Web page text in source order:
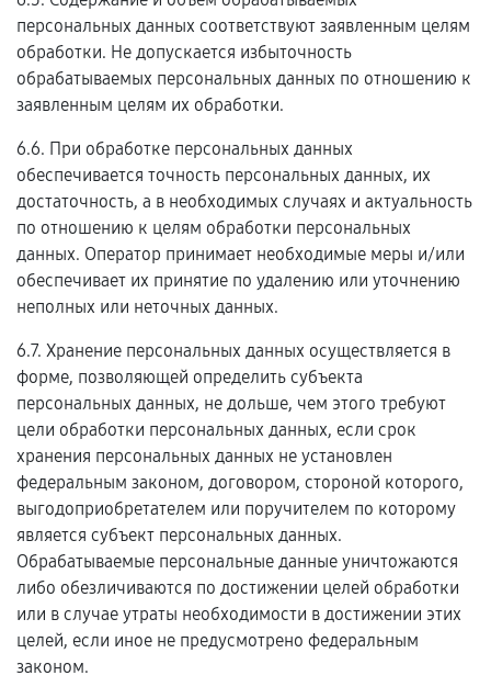
персональных данных соответствуют заявленным целям
обработки. Не допускается избыточность
обрабатываемых персональных данных по отношению к
заявленным целям их обработки.
6.6. При обработке персональных данных
обеспечивается точность персональных данных, их
достаточность, а в необходимых случаях и актуальность
по отношению к целям обработки персональных
данных. Оператор принимает необходимые меры и/или
обеспечивает их принятие по удалению или уточнению
неполных или неточных данных.
6.7. Хранение персональных данных осуществляется в
форме, позволяющей определить субъекта
персональных данных, не дольше, чем этого требуют
цели обработки персональных данных, если срок
хранения персональных данных не установлен
федеральным законом, договором, стороной которого,
выгодоприобретателем или поручителем по которому
является субъект персональных данных.
Обрабатываемые персональные данные уничтожаются
либо обезличиваются по достижении целей обработки
или в случае утраты необходимости в достижении этих
целей, если иное не предусмотрено федеральным
законом.